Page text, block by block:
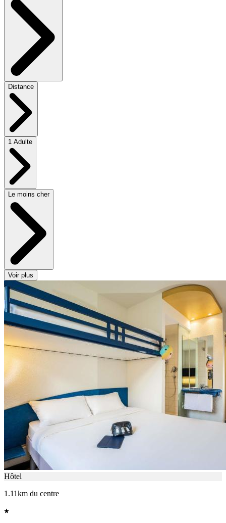
Distance
1 Adulte
Le moins cher
Voir plus
Hôtel
1.11km du centre